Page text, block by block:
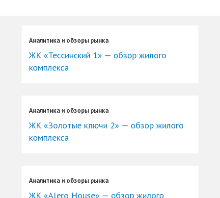
Аналитика и обзоры рынка
ЖК «Тессинский 1» — обзор жилого
комплекса
Аналитика и обзоры рынка
ЖК «Золотые ключи 2» — обзор жилого
комплекса
Аналитика и обзоры рынка
ЖК «Alero House» — обзор жилого